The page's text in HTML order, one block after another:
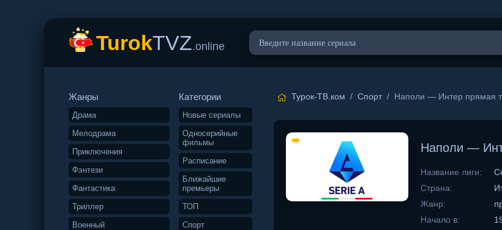
TurokTVZ.online
Жанры
Драма
Мелодрама
Приключения
Фэнтези
Фантастика
Триллер
Военный
Категории
Новые сериалы
Односерийные
фильмы
Расписание
Ближайшие
премьеры
ТОП
Спорт
Турок-ТВ.ком / Спорт/ Наполи — Интер прямая
Наполи —
Название лиги:
Страна:
Жанр:
Начало в: